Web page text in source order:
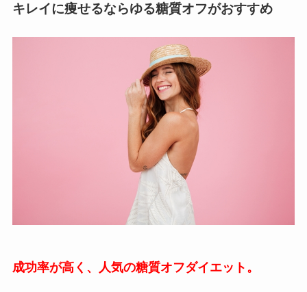
キレイに痩せるならゆる糖質オフがおすすめ
成功率が高く、人気の糖質オフダイエット。